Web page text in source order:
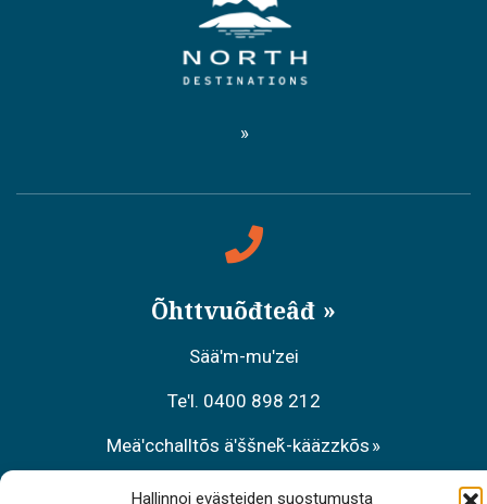
Hallinnoi evästeiden suostumusta
Õhttvuõđteâđ
Sääʹm-muʹzei
Teʹl. 0400 898 212
Meäʹcchalltõs äʹššneǩ-kääzzkõs
Teʹl. 0206 39 7740